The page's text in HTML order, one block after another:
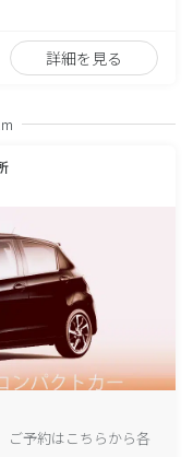
詳細を見る
ご予約はこちらから各